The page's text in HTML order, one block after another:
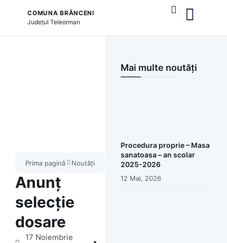
COMUNA BRÂNCENI
JudețulTeleorman
Prima pagină Noutăți
Anunț
selecție
dosare
17 Noiembrie
Mai multe noutăți
Procedura proprie – Masa
sanatoasa – an scolar
2025-2026
12 Mai, 2026